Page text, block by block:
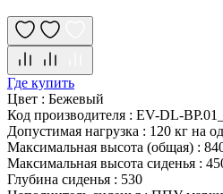
Где купить
Цвет : Бежевый
Код производителя : EV-DL-
Допустимая нагрузка : 120 кг на
Максимальная высота (общая) :
Максимальная высота сиденья :
Глубина сиденья : 530